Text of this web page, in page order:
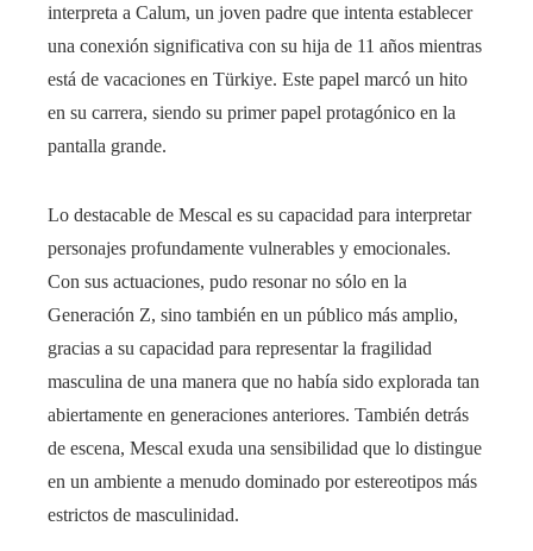
interpreta a Calum, un joven padre que intenta establecer
una conexión significativa con su hija de 11 años mientras
está de vacaciones en Türkiye. Este papel marcó un hito
en su carrera, siendo su primer papel protagónico en la
pantalla grande.
Lo destacable de Mescal es su capacidad para interpretar
personajes profundamente vulnerables y emocionales.
Con sus actuaciones, pudo resonar no sólo en la
Generación Z, sino también en un público más amplio,
gracias a su capacidad para representar la fragilidad
masculina de una manera que no había sido explorada tan
abiertamente en generaciones anteriores. También detrás
de escena, Mescal exuda una sensibilidad que lo distingue
en un ambiente a menudo dominado por estereotipos más
estrictos de masculinidad.